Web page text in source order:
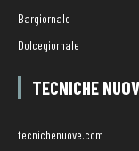
Bargiornale
Dolcegiornale
TECNICHE
tecnichenuove.com